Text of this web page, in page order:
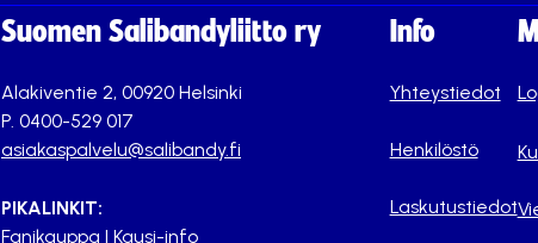
Suomen Salibandyliitto ry
Alakiventie 2, 00920 Helsinki
P. 0400-529 017
asiakaspalvelu@salibandy.fi
PIKALINKIT:
Fanikauppa | Kausi-info
Info
Yhteystiedot
Henkilöstö
Laskutustiedot